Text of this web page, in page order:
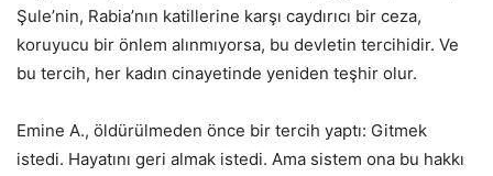
Şule’nin, Rabia’nın katillerine karşı caydırıcı bir ceza,
koruyucu bir önlem alınmıyorsa, bu devletin tercihidir. Ve
bu tercih, her kadın cinayetinde yeniden teşhir olur.
Emine A., öldürülmeden önce bir tercih yaptı: Gitmek
istedi. Hayatını geri almak istedi. Ama sistem ona bu hakkı